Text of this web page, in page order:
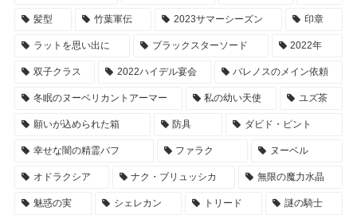
髪型 竹葉軍伝 2023サマーシーズン 印章
ラットを思い出に ブラックスターソード 2022年
双子クラス 2022ハイデル宴会 バレノスのメイン依頼
冬眠のヌーベリカントアーマー 私の幼い天使 ユズ茶
願いが込められた箱 防具 ダビド・ピント
幸せな闇の精霊バフ ファラク ヌーベル
オドラクシア ナク・ブリュッシカ 無限の魔力水晶
魅惑の実 シェレカン トリード 謎の騎士